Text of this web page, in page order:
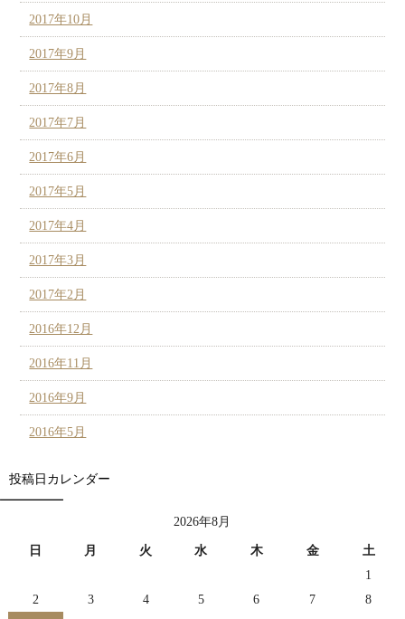
2017年10月
2017年9月
2017年8月
2017年7月
2017年6月
2017年5月
2017年4月
2017年3月
2017年2月
2016年12月
2016年11月
2016年9月
2016年5月
投稿日カレンダー
2026年8月
日 月 火 水 木 金
土
1
2
3 4 5 6 7
8